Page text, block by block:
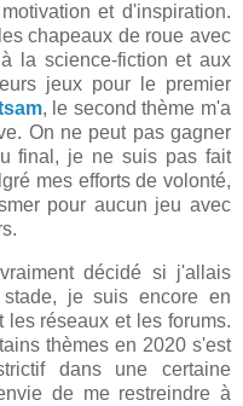
et d'inspiration.
chapeaux de roue avec
la science-fiction et aux
jeux pour le premier
, le second thème m'a
On ne peut pas gagner
final, je ne suis pas fait
mes efforts de volonté,
pour aucun jeu avec
décidé si j'allais
je suis encore en
les réseaux et les forums.
thèmes en 2020 s'est
dans une certaine
de me restreindre à